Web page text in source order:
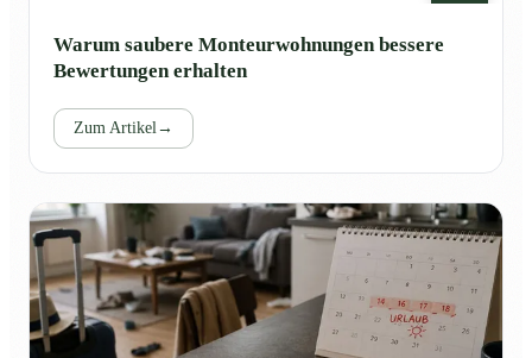
Warum saubere Monteurwohnungen bessere
Bewertungen erhalten
Zum Artikel→